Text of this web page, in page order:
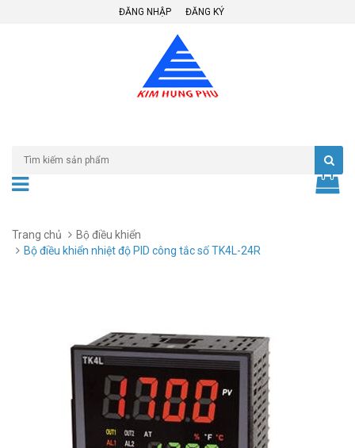
ĐĂNG NHẬP ĐĂNG KÝ
Trang chủ
Bộ điều khiển
Bộ điều khiển nhiệt độ PID công tắc số TK4L-24R